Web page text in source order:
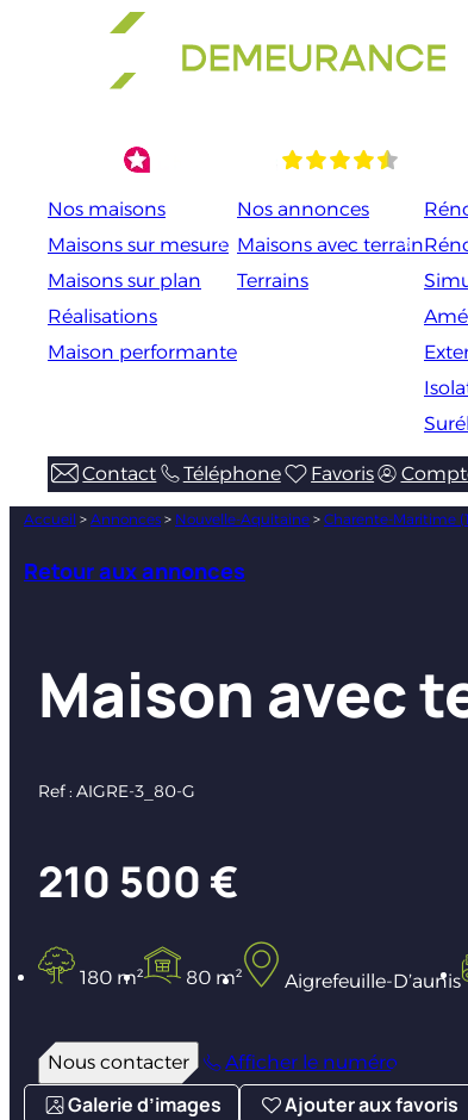
Nos maisons
Maisons sur mesure
Maisons sur plan
Réalisations
Maison performante
Nos annonces
Maisons avec terrain
Terrains
Contact Téléphone Favoris
Accueil > Annonces > Nouvelle-Aquitaine > Charente-Maritime
Retour aux annonces
Maison avec
Ref : AIGRE-3_80-G
210 500 €
180 m² 80 m² Aigrefeuille-D’aunis
Nous contacter Afficher le numéro
Galerie d’images Ajouter aux favoris